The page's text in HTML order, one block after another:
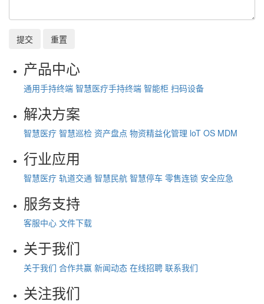
提交 重置
产品中心
通用手持终端 智慧医疗手持终端 智能柜 扫码设备
解决方案
智慧医疗 智慧巡检 资产盘点 物资精益化管理 loT OS MDM
行业应用
智慧医疗 轨道交通 智慧民航 智慧停车 零售连锁 安全应急
服务支持
客服中心 文件下载
关于我们
关于我们 合作共赢 新闻动态 在线招聘 联系我们
关注我们